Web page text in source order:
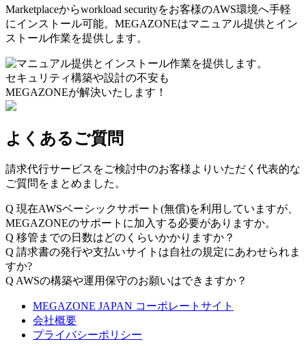
Marketplaceからworkload securityをお客様のAWS環境へ手軽
にインストール可能。MEGAZONEはマニュアル提供とイン
ストール作業を提供します。
セキュリティ構築や設計の不安も
MEGAZONEが解決いたします！
よくあるご質問
請求代行サービスをご検討中のお客様よりいただく代表的な
ご質問をまとめました。
Q 現在AWSベーシックサポート(無償)を利用していますが、
MEGAZONEのサポートに加入する必要がありますか。
Q 移管までの日数はどのくらいかかりますか？
Q 請求書の発行や支払いサイトは自社の規定にあわせられま
すか?
Q AWSの構築や運用保守のお願いはできますか？
MEGAZONE JAPAN コーポレートサイト
会社概要
プライバシーポリシー